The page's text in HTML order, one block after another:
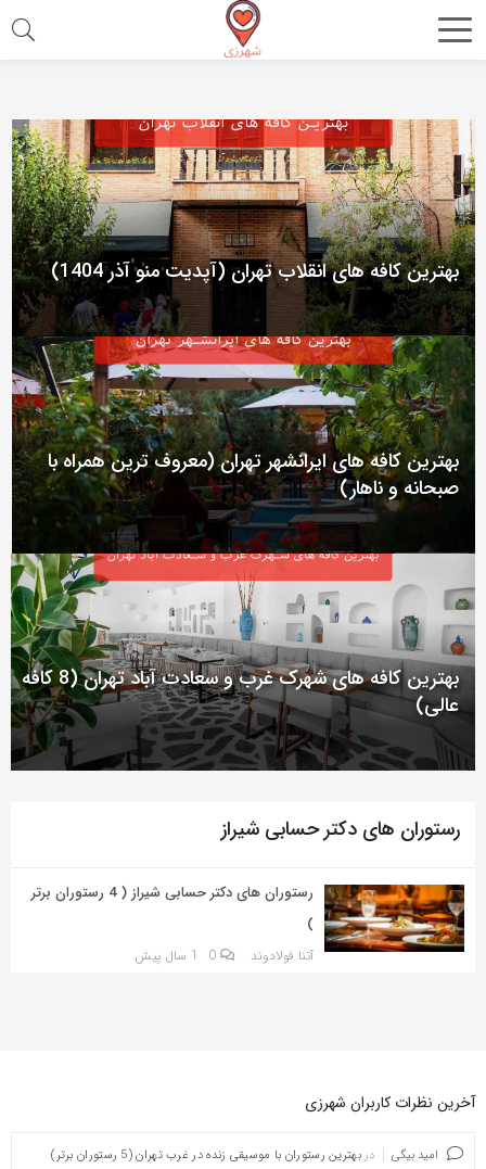
اشتراک
با
استفاده
از
روش‌های
زیر
می‌توانید
این
صفحه
را
با
دوستان
خود
به
بگذارید.
کپی
لینک
بهترین کافه های انقلاب تهران (آپدیت منو آذر 1404)
بهترین کافه های ایرانشهر تهران (معروف ترین همراه با
صبحانه و ناهار)
بهترین کافه های شهرک غرب و سعادت آباد تهران (8 کافه
عالی)
رستوران های دکتر حسابی شیراز
رستوران های دکتر حسابی شیراز ( 4 رستوران برتر
)
آتنا فولادوند 0 1 سال پیش
آخرین نظرات کاربران شهرزی
امید بیگی در بهترین رستوران با موسیقی زنده در غرب تهران (5 رستوران برتر)